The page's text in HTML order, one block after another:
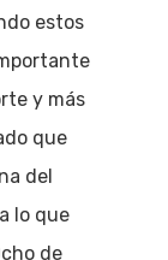
estos
y más
que
del
lo que
de